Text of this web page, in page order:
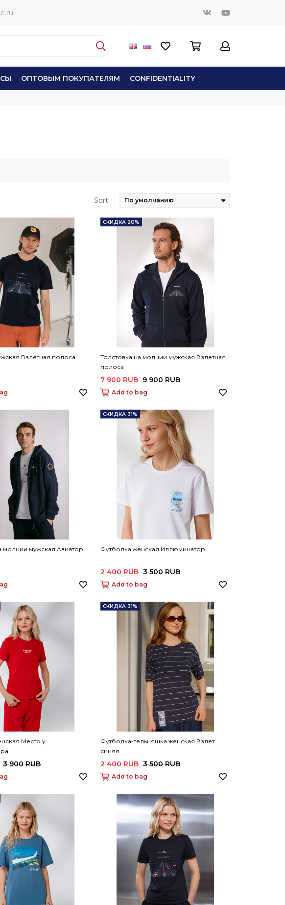
ОПТОВЫМ ПОКУПАТЕЛЯМ СONFIDENTIALITY
Sort:
Взлётная полоса
СКИДКА 20%
Толстовка на молнии мужская Взлетная
полоса
7 900 RUB 9 900 RUB
Add to bag
молнии мужская Авиатор
СКИДКА 31%
Футболка женская Иллюминатор
2 400 RUB 3 500 RUB
Add to bag
Место у
3 900 RUB
СКИДКА 31%
Футболка-тельняшка женская Взлет
синяя
2 400 RUB 3 500 RUB
Add to bag